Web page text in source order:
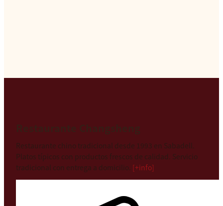
Restaurante chino tradicional desde 1993 en Sabadell.
Platos típicos con productos frescos de calidad. Servicio
tradicional con entrega a domicilio. [+info]